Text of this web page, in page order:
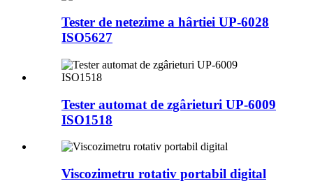
Tester de netezime a hârtiei UP-6028
ISO5627
Tester automat de zgârieturi UP-6009
ISO1518
Viscozimetru rotativ portabil digital